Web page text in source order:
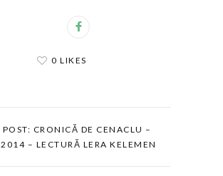
0 LIKES
POST: CRONICĂ DE CENACLU –
– LECTURĂ LERA KELEMEN